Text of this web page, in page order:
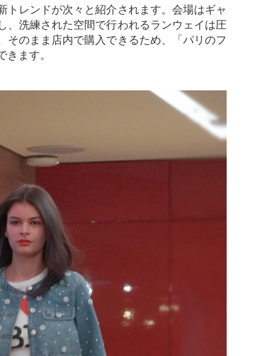
、洗練された空間で行われるランウェイは圧
そのまま店内で購入できるため、「パリのフ
ます。